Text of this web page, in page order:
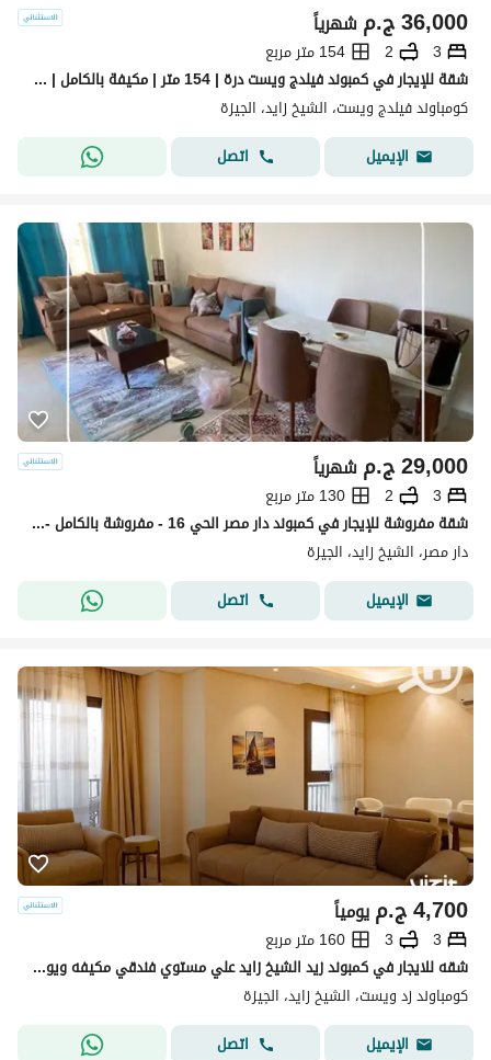
ج.م36,000 شهرياً
3
2
154 متر مربع
شقة للإيجار في كمبوند فيلدج ويست درة | 154 متر | مكيفة بالكامل | فيو فيلات
كومباوند فيلدج ويست، الشيخ زايد، الجيزة
الإيميل
اتصل
ج.م29,000 شهرياً
3
2
130 متر مربع
شقة مفروشة للإيجار في كمبوند دار مصر الحي 16 - مفروشة بالكامل - بجوار سيتي ووك وبيفرلي هيلز
دار مصر، الشيخ زايد، الجيزة
الإيميل
اتصل
ج.م4,700 يومياً
3
3
160 متر مربع
شقه للايجار في كمبوند زيد الشيخ زايد علي مستوي فندقي مكيفه ويوجد انترنت وفريق اوبريشن للمساعده في اي وقت هاوس كيبينج متوفر دايما
كومباوند زد ويست، الشيخ زايد، الجيزة
الإيميل
اتصل